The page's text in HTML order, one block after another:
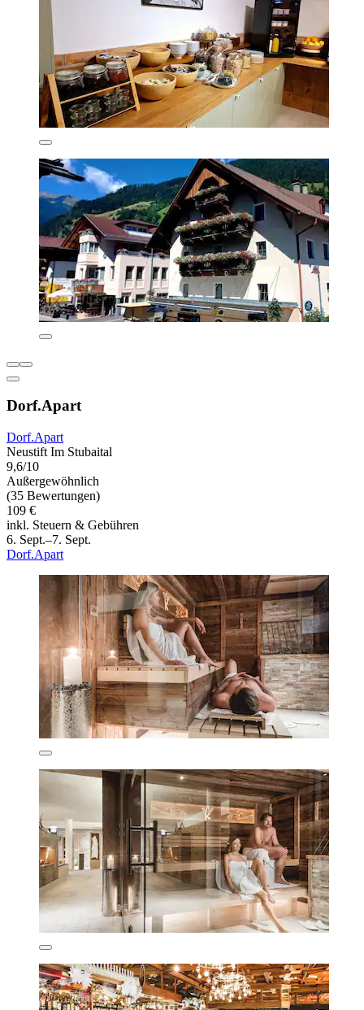
Dorf.Apart
Dorf.Apart
Neustift Im Stubaital
9,6/10
Außergewöhnlich
(35 Bewertungen)
109 €
inkl. Steuern & Gebühren
6. Sept.–7. Sept.
Dorf.Apart